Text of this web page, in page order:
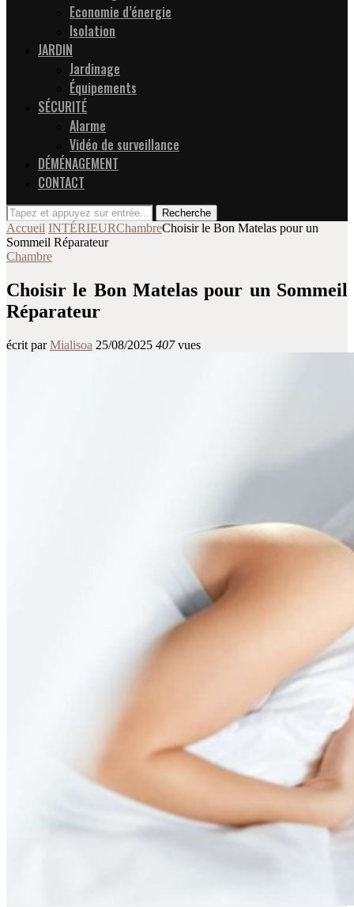
Economie d’énergie
Isolation
JARDIN
Jardinage
Équipements
SÉCURITÉ
Alarme
Vidéo de surveillance
DÉMÉNAGEMENT
CONTACT
Recherche
Accueil INTÉRIEURChambreChoisir le Bon Matelas pour un
Sommeil Réparateur
Chambre
Choisir le Bon Matelas pour un Sommeil
Réparateur
écrit parMialisoa 25/08/2025 407vues